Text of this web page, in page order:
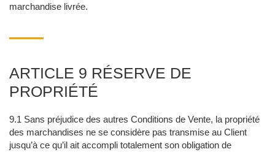
marchandise livrée.
ARTICLE 9 RÉSERVE DE
PROPRIÉTÉ
9.1 Sans préjudice des autres Conditions de Vente, la propriété
des marchandises ne se considère pas transmise au Client
jusqu’à ce qu’il ait accompli totalement son obligation de